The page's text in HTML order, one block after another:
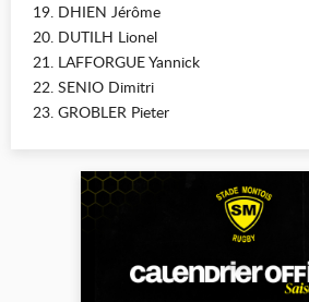
19. DHIEN Jérôme
20. DUTILH Lionel
21. LAFFORGUE Yannick
22. SENIO Dimitri
23. GROBLER Pieter